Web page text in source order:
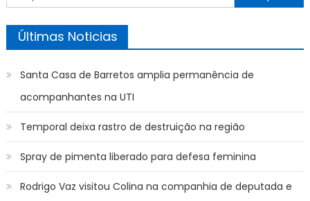
por:
Últimas Noticias
Santa Casa de Barretos amplia permanência de
acompanhantes na UTI
Temporal deixa rastro de destruição na região
Spray de pimenta liberado para defesa feminina
Rodrigo Vaz visitou Colina na companhia de deputada e